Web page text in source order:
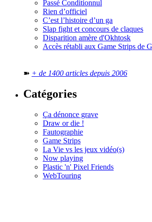
Passé Conditionnul
Rien d’officiel
C’est l’histoire d’un ga
Slap fight et concours de claques
Disparition amère d'Okhtosk
Accès rétabli aux Game Strips de
➽ + de 1400 articles depuis 2006
Catégories
Ça dénonce grave
Draw or die !
Fautographie
Game Strips
La Vie vs les jeux vidéo(s)
Now playing
Plastic 'n' Pixel Friends
WebTouring